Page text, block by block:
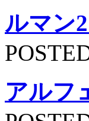
ルマン
アルフ